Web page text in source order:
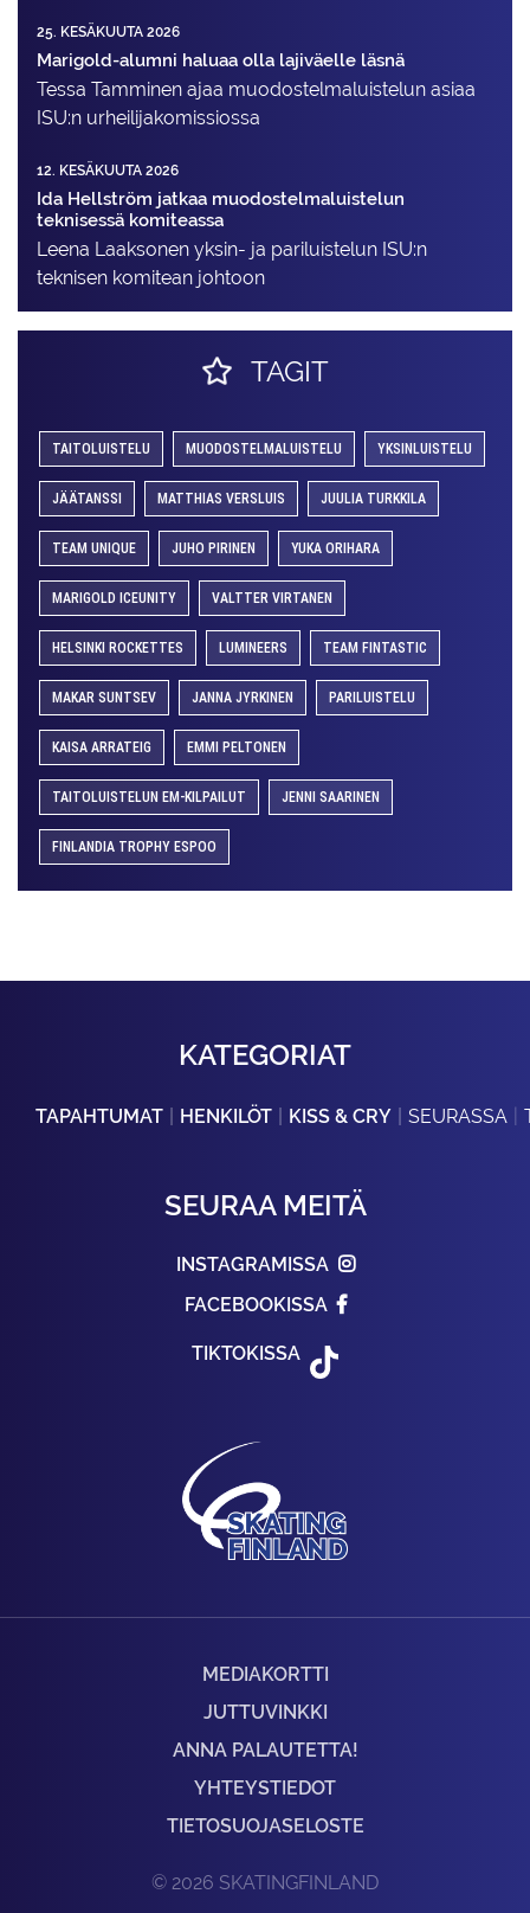
25. KESÄKUUTA 2026
Marigold-alumni haluaa olla lajiväelle läsnä
Tessa Tamminen ajaa muodostelma­luistelun asiaa
ISU:n urheilija­komissiossa
12. KESÄKUUTA 2026
Ida Hellström jatkaa muodostelmaluistelun
teknisessä komiteassa
Leena Laaksonen yksin- ja pariluistelun ISU:n
teknisen komitean johtoon
TAGIT
TAITOLUISTELU MUODOSTELMALUISTELU YKSINLUISTELU
JÄÄTANSSI MATTHIAS VERSLUIS JUULIA TURKKILA
TEAM UNIQUE JUHO PIRINEN YUKA ORIHARA
MARIGOLD ICEUNITY VALTTER VIRTANEN
HELSINKI ROCKETTES LUMINEERS TEAM FINTASTIC
MAKAR SUNTSEV JANNA JYRKINEN PARILUISTELU
KAISA ARRATEIG EMMI PELTONEN
TAITOLUISTELUN EM-KILPAILUT JENNI SAARINEN
FINLANDIA TROPHY ESPOO
KATEGORIAT
TAPAHTUMAT HENKILÖT KISS & CRY SEURASSA
SEURAA MEITÄ
INSTAGRAMISSA
FACEBOOKISSA
TIKTOKISSA
MEDIAKORTTI
JUTTUVINKKI
ANNA PALAUTETTA!
YHTEYSTIEDOT
TIETOSUOJASELOSTE
© 2026 SKATINGFINLAND